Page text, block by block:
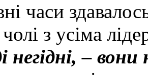
часи
з усіма
негідні, –